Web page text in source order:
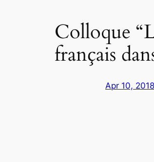
Colloque
français
Apr 10, 2018